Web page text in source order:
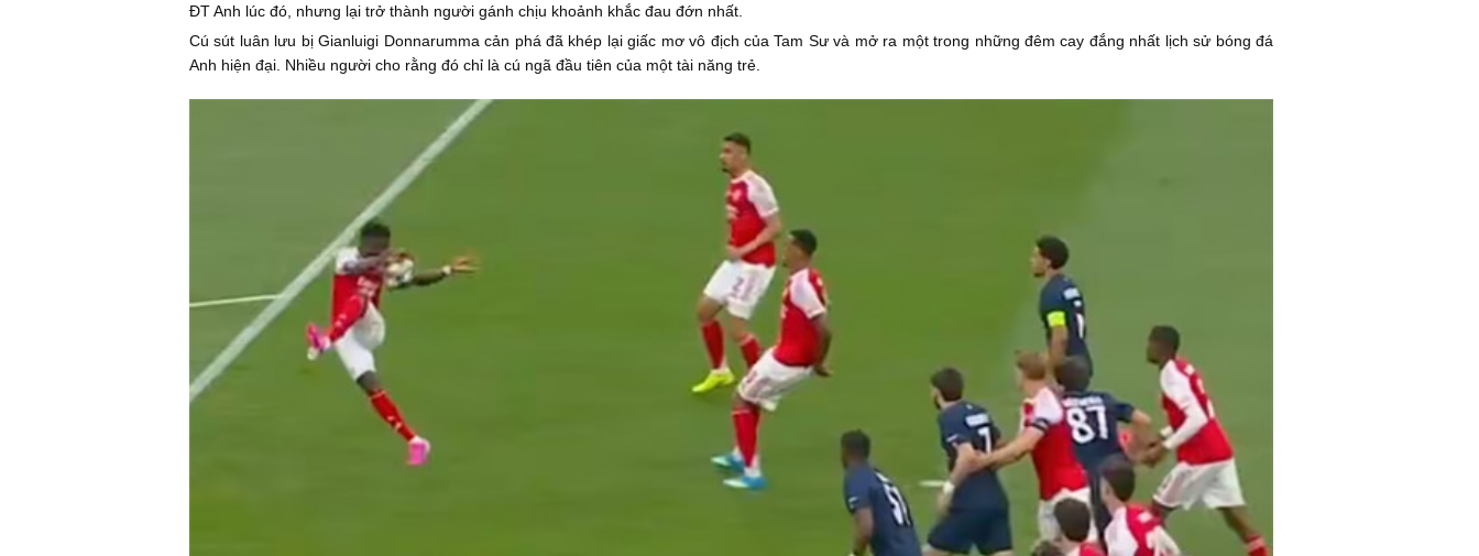
ĐT Anh lúc đó, nhưng lại trở thành người gánh chịu khoảnh khắc đau đớn nhất.
Cú sút luân lưu bị Gianluigi Donnarumma cản phá đã khép lại giấc mơ vô địch của Tam Sư và mở ra một trong những đêm cay đắng nhất lịch sử bóng đá
Anh hiện đại. Nhiều người cho rằng đó chỉ là cú ngã đầu tiên của một tài năng trẻ.